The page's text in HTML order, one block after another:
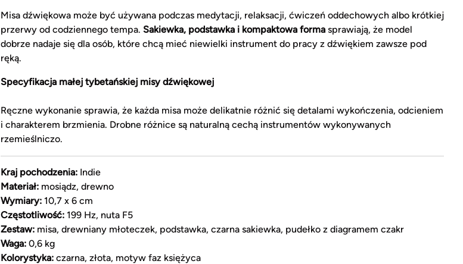
Misa dźwiękowa może być używana podczas medytacji, relaksacji, ćwiczeń oddechowych albo krótkiej
przerwy od codziennego tempa. Sakiewka, podstawka i kompaktowa forma sprawiają, że model
dobrze nadaje się dla osób, które chcą mieć niewielki instrument do pracy z dźwiękiem zawsze pod
ręką.
Specyfikacja małej tybetańskiej misy dźwiękowej
Ręczne wykonanie sprawia, że każda misa może delikatnie różnić się detalami wykończenia, odcieniem
i charakterem brzmienia. Drobne różnice są naturalną cechą instrumentów wykonywanych
rzemieślniczo.
Kraj pochodzenia: Indie
Materiał: mosiądz, drewno
Wymiary: 10,7 x 6 cm
Częstotliwość: 199 Hz, nuta F5
Zestaw: misa, drewniany młoteczek, podstawka, czarna sakiewka, pudełko z diagramem czakr
Waga: 0,6 kg
Kolorystyka: czarna, złota, motyw faz księżyca